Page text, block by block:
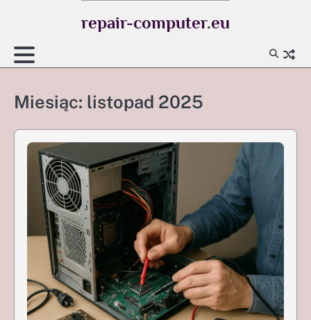
repair-computer.eu
Miesiąc: listopad 2025